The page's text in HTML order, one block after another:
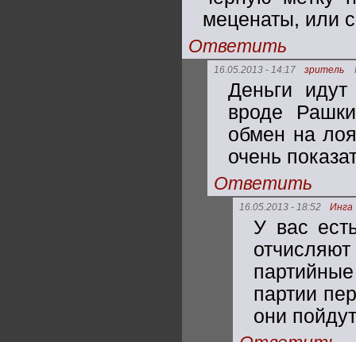
меценаты, или
Ответить
16.05.2013 - 14:17 зритель
Деньги
вроде
обмен на
очень
Ответить
16.05.2013 - 18:52 Инга
У вас
партии
они